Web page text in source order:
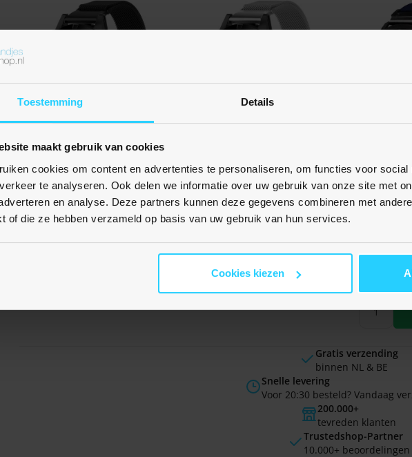
Toestemming Details
maakt gebruik van cookies
cookies om content en advertenties te personaliseren, om functies voor social
te analyseren. Ook delen we informatie over uw gebruik van onze site met
en analyse. Deze partners kunnen deze gegevens combineren met
of die ze hebben verzameld op basis van uw gebruik van hun services.
Cookies kiezen
Nog geen beoordelingen
Milanese bandje - Zwart -
Garmin Epix Gen 2 (47mm) /
MARQ / Quatix 7/6/5
€ 17,95
Op voorraad
Milanese bandje -Zilver -
Garmin Epix Gen 2 (47mm) /
MARQ / Quatix 7/6/5
€ 17,95
Op voorraad
Nylon
€ 16,95
Niet op
Gratis verzending
binnen NL & BE
Snelle levering
Voor 20:30 besteld? Vandaag
200.000+
tevreden klanten
Trustedshop-Partner
10.000+ beoordelingen